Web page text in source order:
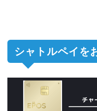
シャトルペイを